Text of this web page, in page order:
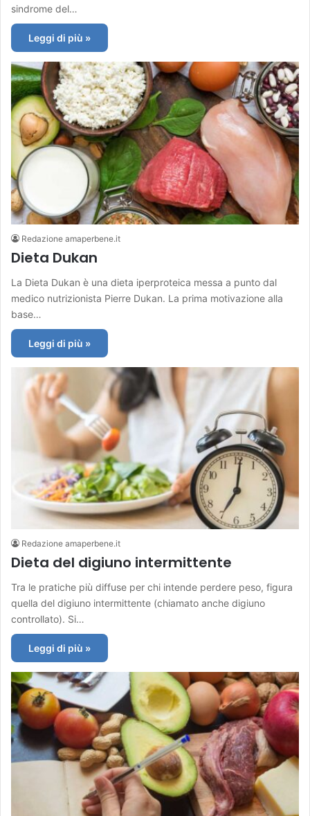
sindrome del…
Leggi di più »
Redazione amaperbene.it
Dieta Dukan
La Dieta Dukan è una dieta iperproteica messa a punto dal
medico nutrizionista Pierre Dukan. La prima motivazione alla
base…
Leggi di più »
Redazione amaperbene.it
Dieta del digiuno intermittente
Tra le pratiche più diffuse per chi intende perdere peso, figura
quella del digiuno intermittente (chiamato anche digiuno
controllato). Si…
Leggi di più »